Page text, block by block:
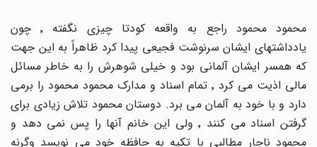
محمود محمود راجع به واقعه کودتا چیزی نگفته ٬ چون
یادداشتهای ایشان سرنوشت فجیعی پیدا کرد ظاهراً به این جهت
که همسر ایشان آلمانی بود و خیلی شوهرش را به خاطر مسائل
مالی اذیت می کرد ٬ تمام اسناد و مدارک محمود محمود را برمی
دارد و با خود به آلمان می برد. دوستان محمود تلاش زیادی برای
گرفتن اسناد می کنند ٬ ولی این خانم آنها را پس نمی دهد و
محمود ناچار مطالبی با تکیه به حافظه خود می نویسد وگرنه